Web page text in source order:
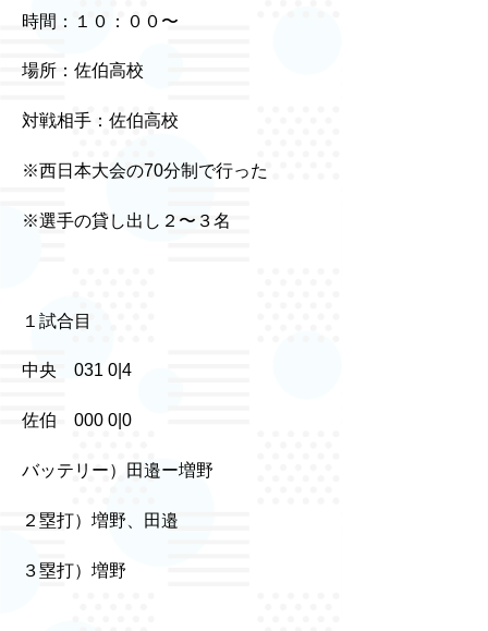
時間：１０：００〜
場所：佐伯高校
対戦相手：佐伯高校
※西日本大会の70分制で行った
※選手の貸し出し２〜３名
１試合目
中央 031 0|4
佐伯 000 0|0
バッテリー）田邉ー増野
２塁打）増野、田邉
３塁打）増野